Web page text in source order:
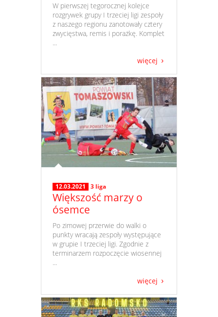
​ W pierwszej tegorocznej kolejce
rozgrywek grupy I trzeciej ligi zespoły
z naszego regionu zanotowały cztery
zwycięstwa, remis i porażkę. Komplet
...
więcej
12.03.2021 3 liga
Większość marzy o
ósemce
​ Po zimowej przerwie do walki o
punkty wracają zespoły występujące
w grupie I trzeciej ligi. Zgodnie z
terminarzem rozpoczęcie wiosennej
...
więcej